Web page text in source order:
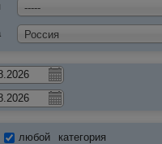
-----
Россия
любой категория